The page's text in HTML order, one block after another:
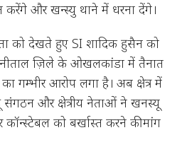
करेंगे और खन्स्यु थाने में धरना देंगे।
को देखते हुए SI शादिक हुसैन को
ज़िले के ओखलकांडा में तैनात
गम्भीर आरोप लगा है। अब क्षेत्र में
संगठन और क्षेत्रीय नेताओं ने खनस्यू
को बर्खास्त करने की मांग